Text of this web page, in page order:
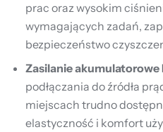
prac oraz wysokim
wymagających zadań,
bezpieczeństwo
Zasilanie akumulatorowe
podłączania do źródła
miejscach trudno
elastyczność i komfort